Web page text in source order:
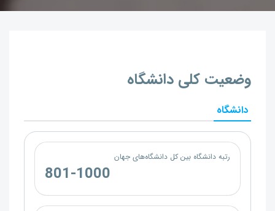
وضعیت کلی دانشگاه
دانشگاه
رتبه دانشگاه بین کل دانشگاه‌های جهان
801-1000